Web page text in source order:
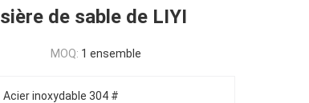
de sable de LIYI
MOQ: 1 ensemble
Acier inoxydable 304 #